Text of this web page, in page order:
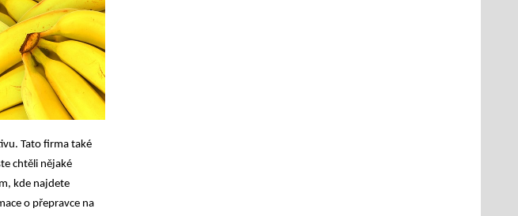
Tato firma také
chtěli nějaké
kde najdete
o přepravce na